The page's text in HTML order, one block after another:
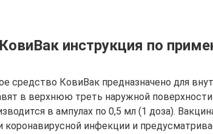
инструкция по
средство КовиВак предназначено для
в верхнюю треть наружной поверхности
в ампулах по 0,5 мл (1 доза).
коронавирусной инфекции и